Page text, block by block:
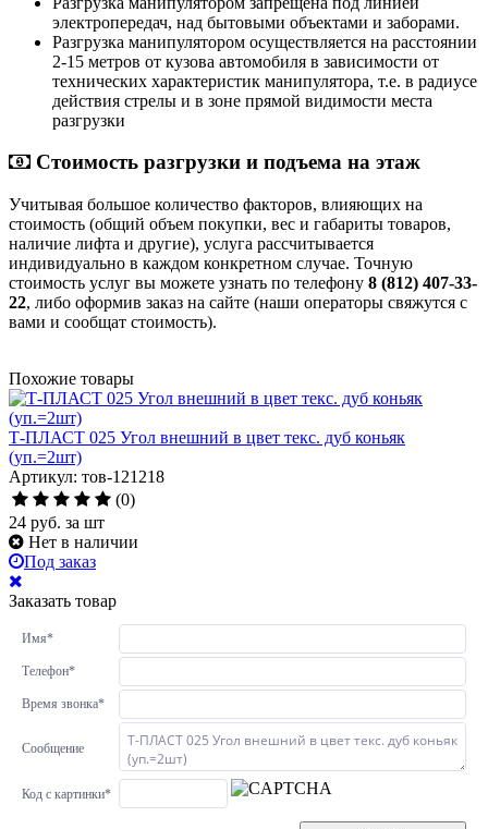
электропередач, над бытовыми объектами и заборами.
Разгрузка манипулятором осуществляется на расстоянии
2-15 метров от кузова автомобиля в зависимости от
технических характеристик манипулятора, т.е. в радиусе
действия стрелы и в зоне прямой видимости места
разгрузки
Стоимость разгрузки и подъема на этаж
Учитывая большое количество факторов, влияющих на
стоимость (общий объем покупки, вес и габариты товаров,
наличие лифта и другие), услуга рассчитывается
индивидуально в каждом конкретном случае. Точную
стоимость услуг вы можете узнать по телефону 8 (812) 407-33-
22, либо оформив заказ на сайте (наши операторы свяжутся с
вами и сообщат стоимость).
Похожие товары
Т-ПЛАСТ 025 Угол внешний в цвет текс. дуб коньяк
(уп.=2шт)
Артикул: тов-121218
(0)
24 руб. за шт
Нет в наличии
Под заказ
Заказать товар
Имя*
Телефон*
Время звонка*
Сообщение
Код с картинки*